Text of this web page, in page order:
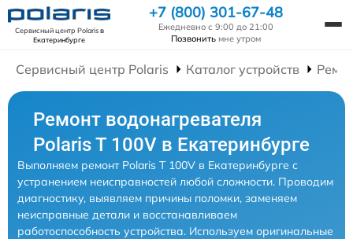
Сервисный центр Polarisв
Екатеринбурге
+7 (800) 301-67-48
Ежедневно с 9:00 до 21:00
Позвонить мне утром
Сервисный центр Polaris Каталог устройств
Ремонт водонагревателя
Polaris T 100V в Екатеринбурге
Выполняем ремонт Polaris T 100V в Екатеринбурге с
устранением неисправностей любой сложности. Проводим
диагностику, выявляем причины поломки, заменяем
неисправные детали и восстанавливаем
работоспособность устройства. Используем оригинальные